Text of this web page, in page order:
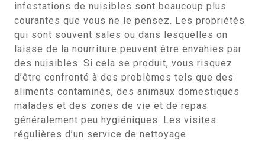
infestations de nuisibles sont beaucoup plus
courantes que vous ne le pensez. Les propriétés
qui sont souvent sales ou dans lesquelles on
laisse de la nourriture peuvent être envahies par
des nuisibles. Si cela se produit, vous risquez
d’être confronté à des problèmes tels que des
aliments contaminés, des animaux domestiques
malades et des zones de vie et de repas
généralement peu hygiéniques. Les visites
régulières d’un service de nettoyage